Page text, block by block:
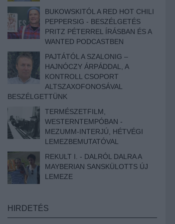
BUKOWSKITÓL A RED HOT CHILI
PEPPERSIG - BESZÉLGETÉS
PRITZ PÉTERREL ÍRÁSBAN ÉS A
WANTED PODCASTBEN
PAJTÁTÓL A SZALONIG –
HAJNÓCZY ÁRPÁDDAL, A
KONTROLL CSOPORT
ALTSZAXOFONOSÁVAL
BESZÉLGETTÜNK
TERMÉSZETFILM,
WESTERNTEMPÓBAN -
MEZUMM-INTERJÚ, HÉTVÉGI
LEMEZBEMUTATÓVAL
REKULT I. - DALRÓL DALRA A
MAYBERIAN SANSKÜLOTTS ÚJ
LEMEZE
HIRDETÉS